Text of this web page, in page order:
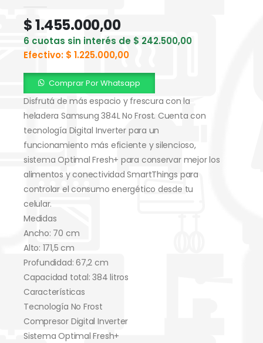
$1.455.000,00
6 cuotas sin interés de $ 242.500,00
Efectivo: $ 1.225.000,00
Comprar Por Whatsapp
Disfrutá de más espacio y frescura con la
heladera Samsung 384L No Frost. Cuenta con
tecnología Digital Inverter para un
funcionamiento más eficiente y silencioso,
sistema Optimal Fresh+ para conservar mejor los
alimentos y conectividad SmartThings para
controlar el consumo energético desde tu
celular.
Medidas
Ancho: 70 cm
Alto: 171,5 cm
Profundidad: 67,2 cm
Capacidad total: 384 litros
Características
Tecnología No Frost
Compresor Digital Inverter
Sistema Optimal Fresh+